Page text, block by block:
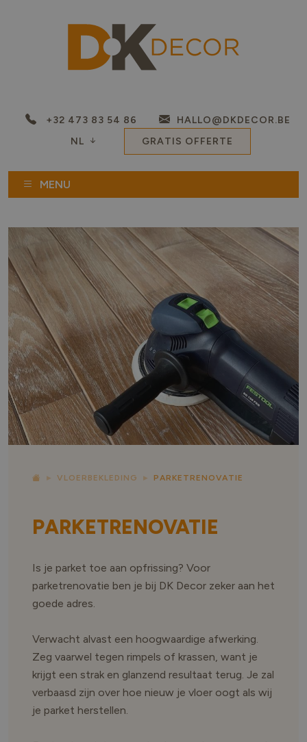
+32 473 83 54 86
HALLO@DKDECOR.BE
NL
GRATIS OFFERTE
MENU
VLOERBEKLEDING PARKETRENOVATIE
PARKETRENOVATIE
Is je parket toe aan opfrissing? Voor
parketrenovatie ben je bij DK Decor zeker aan het
goede adres.
Verwacht alvast een hoogwaardige afwerking.
Zeg vaarwel tegen rimpels of krassen, want je
krijgt een strak en glanzend resultaat terug. Je zal
verbaasd zijn over hoe nieuw je vloer oogt als wij
je parket herstellen.